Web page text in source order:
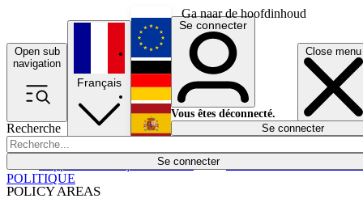
Ga naar de hoofdinhoud
Open sub
navigation
Close menu
Recherche
Se connecter
POLICY AREAS
Économie
Français
English
Deutsch
Español
Se connecter
Vous êtes déconnecté.
Se connecter
POLITIQUE